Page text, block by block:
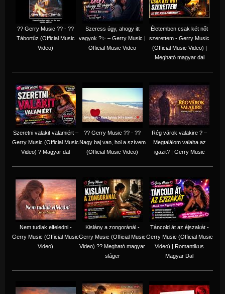
?? Gerry Music ?? - ??
Tábortűz (Official Music
Video)
Szeress úgy, ahogy itt
vagyok ?✨ – Gerry Music |
Official Music Video
Életemben csak két nőt
szerettem - Gerry Music
(Official Music Video) |
Megható magyar dal
Szeretni valakit valamiért –
Gerry Music (Official Music
Video) ? Magyar dal
?? Gerry Music ?? - ??
Nagy baj van, hol a szívem
(Official Music Video)
Rég várok valakire ? –
Megtalálom valaha az
igazit? | Gerry Music
Nem tudlak elfeledni -
Gerry Music (Official Music
Video)
Kislány a zongoránál -
Gerry Music (Official Music
Video) ?? Megható magyar
sláger
Táncold át az éjszakát -
Gerry Music (Official Music
Video) | Romantikus
Magyar Dal